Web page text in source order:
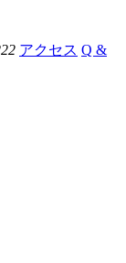
アクセス Q &